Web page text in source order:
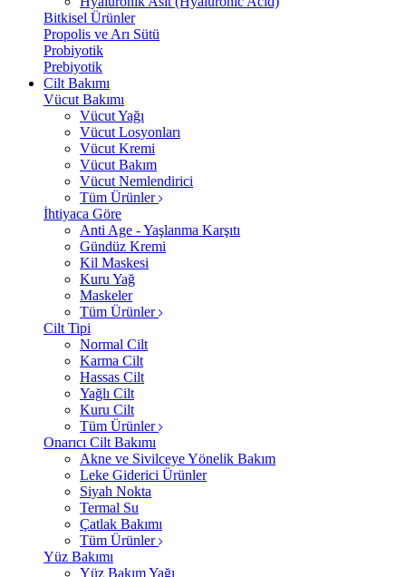
Bitkisel Ürünler
Propolis ve Arı Sütü
Probiyotik
Prebiyotik
Cilt Bakımı
Vücut Bakımı
Vücut Yağı
Vücut Losyonları
Vücut Kremi
Vücut Bakım
Vücut Nemlendirici
Tüm Ürünler
İhtiyaca Göre
Anti Age - Yaşlanma Karşıtı
Gündüz Kremi
Kil Maskesi
Kuru Yağ
Maskeler
Tüm Ürünler
Cilt Tipi
Normal Cilt
Karma Cilt
Hassas Cilt
Yağlı Cilt
Kuru Cilt
Tüm Ürünler
Onarıcı Cilt Bakımı
Akne ve Sivilceye Yönelik Bakım
Leke Giderici Ürünler
Siyah Nokta
Termal Su
Çatlak Bakımı
Tüm Ürünler
Yüz Bakımı
Yüz Bakım Yağı